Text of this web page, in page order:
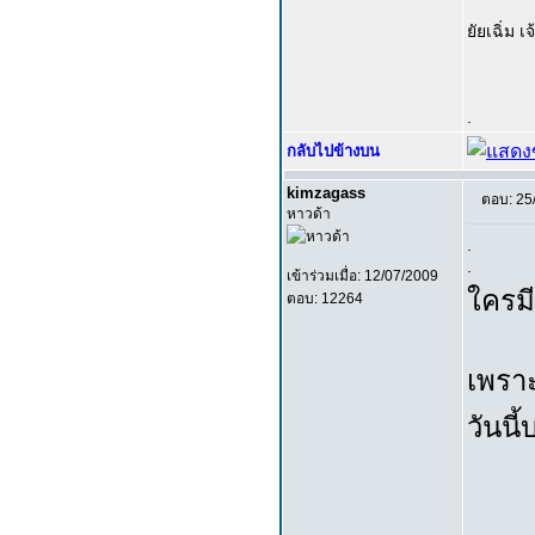
ยัยเฉิ่ม เ
กลับไปข้างบน
kimzagass
หาวด้า
เข้าร่วมเมื่อ: 12/07/2009
ตอบ: 12264
ตอบ:
ใคร
เพร
วันนี้